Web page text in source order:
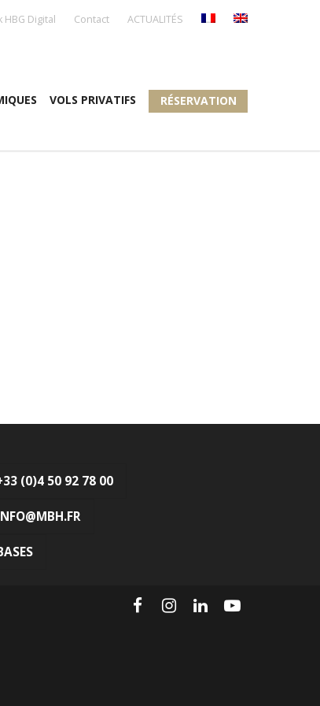
HBG Digital Contact ACTUALITÉS
VOLS PRIVATIFS RÉSERVATION
(0)4 50 92 78 00